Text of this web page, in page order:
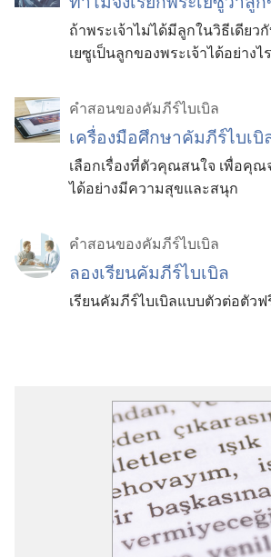
ถ้าพระเจ้าไม่ได้มีลูกในวิธีเดียว
เยซูเป็นลูกของพระเจ้าได้อย่างไ
คำสอนของคัมภีร์ไบเบิล
เครื่องมือศึกษาคัมภีร์ไบเบิ
เลือกเรื่องที่ตัวคุณสนใจ เพื่อคุณ
ได้อย่างมีความสุขและสนุก
คำสอนของคัมภีร์ไบเบิล
ลองเรียนคัมภีร์ไบเบิล
เรียนคัมภีร์ไบเบิลแบบตัวต่อตัวฟ